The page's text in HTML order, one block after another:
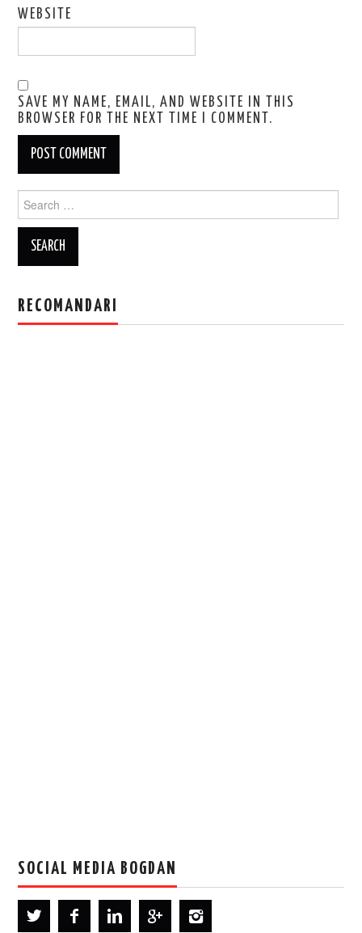
WEBSITE
SAVE MY NAME, EMAIL, AND WEBSITE IN THIS
BROWSER FOR THE NEXT TIME I COMMENT.
Search
for:
RECOMANDARI
SOCIAL MEDIA BOGDAN